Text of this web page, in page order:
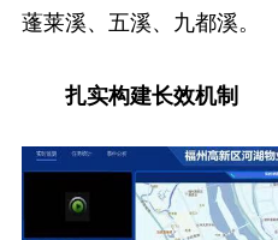
蓬莱溪、五溪、九都溪。
扎实构建长效机制